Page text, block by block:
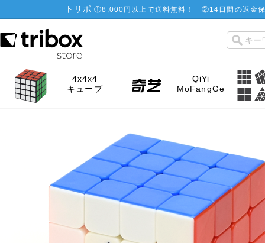
トリボ ①8,000円以上で送料無料！ ②14日間の返金
4x4x4
キューブ
QiYi
MoFangGe